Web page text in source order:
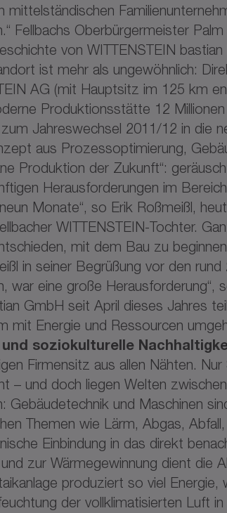
Fellbachs Oberbürgermeister
von WITTENSTEIN
ist mehr als ungewöhnlich:
AG (mit Hauptsitz im 125 km
Produktionsstätte 12
Jahreswechsel 2011/12 in die
aus Prozessoptimierung,
Produktion der Zukunft“:
Herausforderungen im
Monate“, so Erik Roßmeißl,
WITTENSTEIN-Tochter.
mit dem Bau zu
in seiner Begrüßung vor den
war eine große Herausforderung“,
GmbH seit April dieses Jahres
mit Energie und Ressourcen
soziokulturelle
Firmensitz aus allen Nähten.
– und doch liegen Welten
und Maschinen
Themen wie Lärm, Abgas,
Einbindung in das direkt
zur Wärmegewinnung dient die
produziert so viel
der vollklimatisierten Luft